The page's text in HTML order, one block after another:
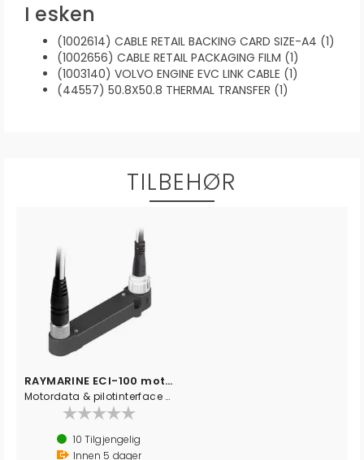
I esken
(1002614) CABLE RETAIL BACKING CARD SIZE-A4 (1)
(1002656) CABLE RETAIL PACKAGING FILM (1)
(1003140) VOLVO ENGINE EVC LINK CABLE (1)
(44557) 50.8X50.8 THERMAL TRANSFER (1)
TILBEHØR
RAYMARINE ECI-100 motor- data
Motordata & pilotinterface esi100
10 Tilgjengelig
Innen 5 dager